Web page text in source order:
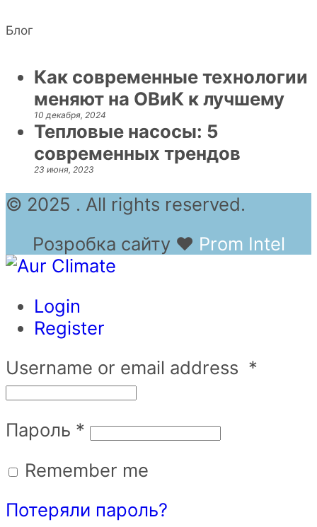
Блог
Как современные технологии
меняют на ОВиК к лучшему
10 декабря, 2024
Тепловые насосы: 5
современных трендов
23 июня, 2023
© 2025 . All rights reserved.
Розробка сайту ❤ Prom Intel
Login
Register
Username or email address *
Пароль *
Remember me
Потеряли пароль?